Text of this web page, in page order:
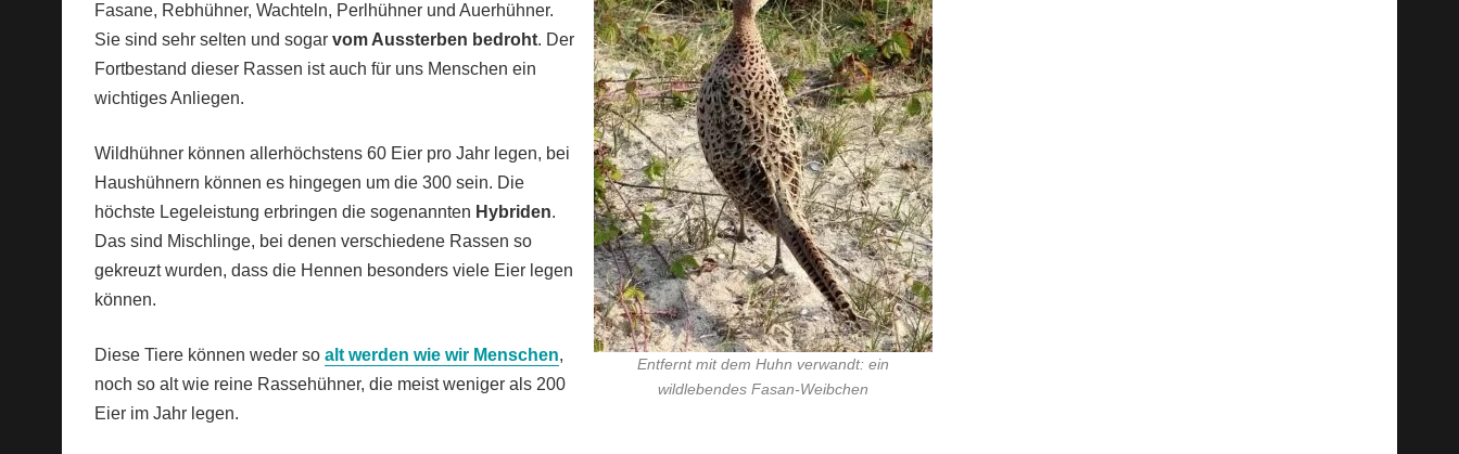
Entfernt mit dem Huhn verwandt: ein
wildlebendes Fasan-Weibchen
Fasane, Rebhühner, Wachteln, Perlhühner und Auerhühner.
Sie sind sehr selten und sogar vom Aussterben bedroht. Der
Fortbestand dieser Rassen ist auch für uns Menschen ein
wichtiges Anliegen.
Wildhühner können allerhöchstens 60 Eier pro Jahr legen, bei
Haushühnern können es hingegen um die 300 sein. Die
höchste Legeleistung erbringen die sogenannten Hybriden.
Das sind Mischlinge, bei denen verschiedene Rassen so
gekreuzt wurden, dass die Hennen besonders viele Eier legen
können.
Diese Tiere können weder so alt werden wie wir Menschen,
noch so alt wie reine Rassehühner, die meist weniger als 200
Eier im Jahr legen.